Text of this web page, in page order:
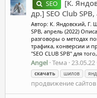
SEO
[К.
др.] SEO Club
Автор: К. Яндовский, Г.
SPB, апрель (2022)
разговоры о методах
трафика, конверсии и
"SEO CLUB SPB" для
Angel Тема 23.05.22
скачать
шилов
продвижение сайтов